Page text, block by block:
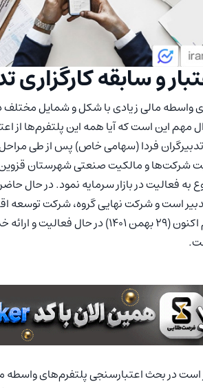
و سابقه کارگزاری
واسطه مالی زیادی با شکل و شمایل مختلف
این است که آیا همه این پلتفرم‌ها از
ثبت شرکت‌ها و مالکیت صنعتی شهرستان
به فعالیت در بازار سرمایه نمود. در
است و شرکت نهایی گروه، شرکت توسعه
این کارگزاری هم اکنون (29 بهمن
است در بحث اعتبارسنجی پلتفرم‌های واسطه